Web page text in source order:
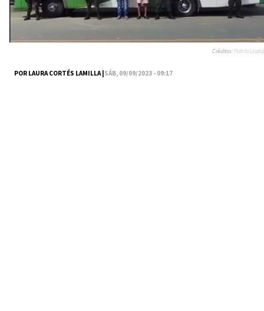
POR LAURA CORTÉS LAMILLA |SÁB, 09/09/2023 - 09:17
Créditos:Policía Urabá